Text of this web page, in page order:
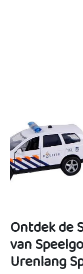
Ontdek de
van
Urenlang